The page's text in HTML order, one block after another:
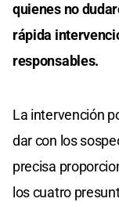
quienes no
rápida
responsables.
La intervención
dar con los
precisa
los cuatro